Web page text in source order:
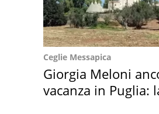
Ceglie Messapica
Giorgia Meloni
vacanza in Puglia: